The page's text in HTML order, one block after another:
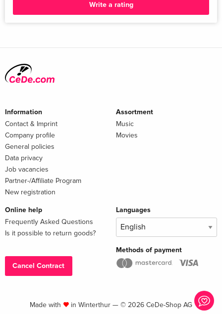
Write a rating
Information
Contact & Imprint
Company profile
General policies
Data privacy
Job vacancies
Partner-/Affiliate Program
New registration
Assortment
Music
Movies
Online help
Frequently Asked Questions
Is it possible to return goods?
Cancel Contract
Languages
Methods of payment
Made with in Winterthur — © 2026 CeDe-Shop AG